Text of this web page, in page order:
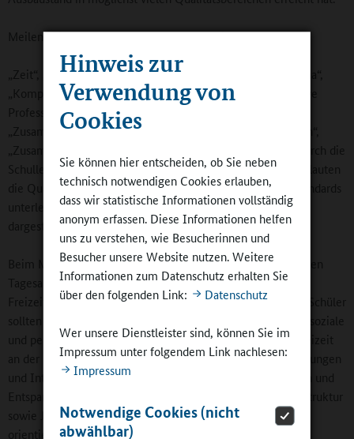
Hinweis zur
Verwendung von
Cookies
Sie können hier entscheiden, ob Sie neben
technisch notwendigen Cookies erlauben,
dass wir statistische Informationen vollständig
anonym erfassen. Diese Informationen helfen
uns zu verstehen, wie Besucherinnen und
Besucher unsere Website nutzen. Weitere
Informationen zum Datenschutz erhalten Sie
über den folgenden Link:
Datenschutz
Wer unsere Dienstleister sind, können Sie im
Impressum unter folgendem Link nachlesen:
Impressum
Notwendige Cookies (nicht
abwählbar)
Meilensteine auf dem Weg zur Ganztagsbildung
„Zeit“, „Raum“, „Demokratische Partizipation und Schulklima“,
„Kompetenzentwicklung“, „Ganztagsangebote“, „Kooperative
Professionalität“, „Professionelles Handeln der Lehrkräfte“,
„Zusammenarbeit mit inner- und außerschulischen Partnern“,
„Zusammenarbeit mit Eltern“, „Professionelle Steuerung durch die
Schulleitung“ und „Fortlaufende Qualitätsentwicklung“: So lauten
die Qualitätsmerkmale. Diese werden beschrieben, mit Standards
unterlegt und mit Indikatoren für die drei Qualitätsstufen
dargestellt.
Beim Merkmal „Zeit“ kommt es beispielsweise darauf an, den
Tagesablauf so zu gestalten, dass das Bildungs- und
Freizeitangebot noch vielseitiger ist. Die Schülerinnen und Schüler
sollten auf Bedingungen treffen, unter denen sie fachliche, soziale
und persönliche Kompetenzen bestmöglich entwickeln, Freizeit
an der Schule gestalten sowie ihre unterschiedlichen Begabungen
und Interessen entfalten können. Phasen von Konzentration und
Entspannung sollten sich abwechseln. Tages- und Wochenstruktur
sowie Jahreslauf werden berücksichtigt, und die Pausen
orientieren sich an den individuellen Bedürfnissen der